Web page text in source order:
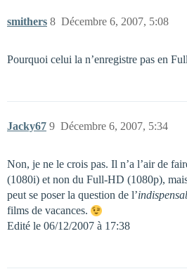
smithers Décembre 6, 2007, 5:08
8
Pourquoi celui la n’enregistre pas en
Jacky67 Décembre 6, 2007, 5:34
9
Non, je ne le crois pas. Il n’a l’air de
(1080i) et non du Full-HD (1080p),
peut se poser la question de l’
films de vacances.
Edité le 06/12/2007 à 17:38